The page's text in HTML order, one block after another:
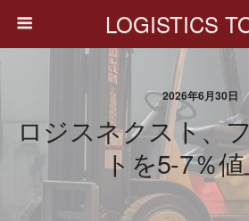
LOGISTICS
2026年6月30日
ロジスネクスト、
トを5-7％